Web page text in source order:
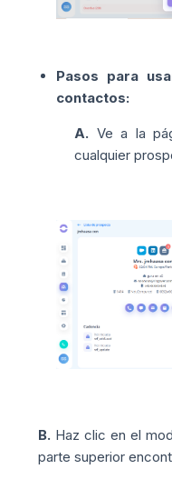
Pasos para
contactos:
A. Ve a la
cualquier
B. Haz clic en el
parte superior